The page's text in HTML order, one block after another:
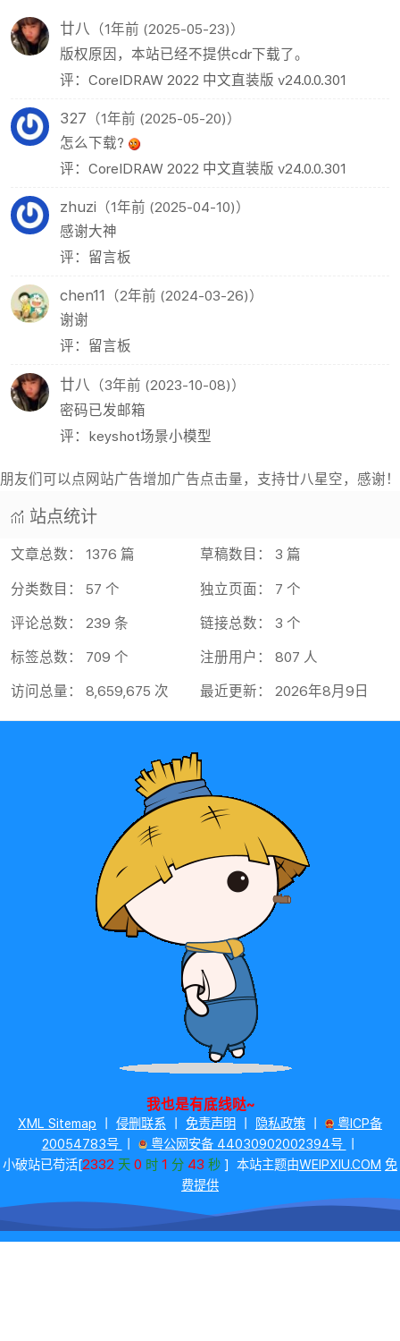
廿八 （1年前 (2025-05-23)）
版权原因，本站已经不提供cdr下载了。
评：CorelDRAW 2022 中文直装版 v24.0.0.301
327 （1年前 (2025-05-20)）
怎么下载?
评：CorelDRAW 2022 中文直装版 v24.0.0.301
zhuzi （1年前 (2025-04-10)）
感谢大神
评：留言板
chen11 （2年前 (2024-03-26)）
谢谢
评：留言板
廿八 （3年前 (2023-10-08)）
密码已发邮箱
评：keyshot场景小模型
朋友们可以点网站广告增加广告点击量，支持廿八星空，感谢！
站点统计
文章总数： 1376 篇 草稿数目： 3 篇
分类数目： 57 个 独立页面： 7 个
评论总数： 239 条 链接总数： 3 个
标签总数： 709 个 注册用户： 807 人
访问总量： 8,659,675 次 最近更新： 2026年8月9日
我也是有底线哒~
XML Sitemap 侵删联系 免责声明 隐私政策
粤ICP备
20054783号
粤公网安备 44030902002394号
小破站已苟活[2332 天 0 时 1 分 43 秒 ] 本站主题由WEIPXIU.COM 免
费提供